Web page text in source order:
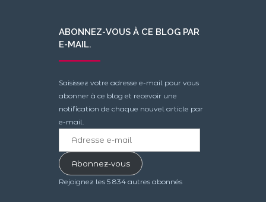
ABONNEZ-VOUS À CE BLOG PAR
E-MAIL.
Saisissez votre adresse e-mail pour vous
abonner à ce blog et recevoir une
notification de chaque nouvel article par
e-mail.
mailAbonnez-vous
Rejoignez les 5 834 autres abonnés